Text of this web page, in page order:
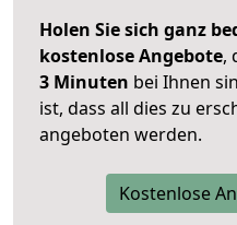
Holen Sie sich ganz
kostenlose Angebote,
3 Minuten bei Ihnen
ist, dass all dies zu
angeboten werden.
Kostenlose